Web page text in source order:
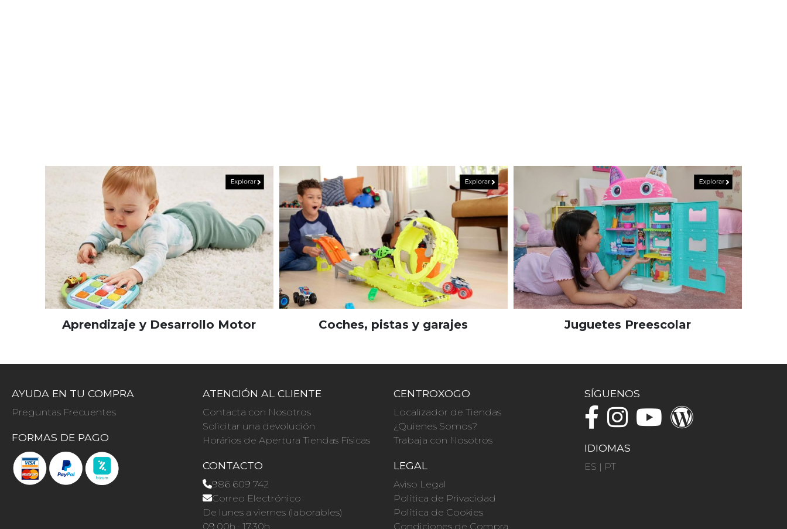
Aprendizaje y Desarrollo Motor Coches, pistas y garajes Juguetes Preescolar
AYUDA EN TU COMPRA
Preguntas Frecuentes
FORMAS DE PAGO
ATENCIÓN AL CLIENTE
Contacta con Nosotros
Solicitar una devolución
Horários de Apertura Tiendas Físicas
CONTACTO
986 609 742
Correo Electrónico
De lunes a viernes (laborables)
09.00h · 17.30h
CENTROXOGO
Localizador de Tiendas
¿Quienes Somos?
Trabaja con Nosotros
LEGAL
Aviso Legal
Política de Privacidad
Política de Cookies
Condiciones de Compra
SÍGUENOS
IDIOMAS
ES | PT